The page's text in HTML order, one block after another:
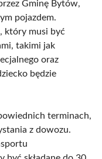
Gminę Bytów,
pojazdem.
który musi być
takimi jak
oraz
będzie
terminach,
z dowozu.